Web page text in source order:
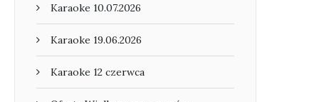
Karaoke 10.07.2026
Karaoke 19.06.2026
Karaoke 12 czerwca